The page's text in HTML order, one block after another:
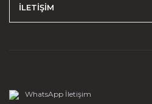
İLETİŞİM
WhatsApp İletişim